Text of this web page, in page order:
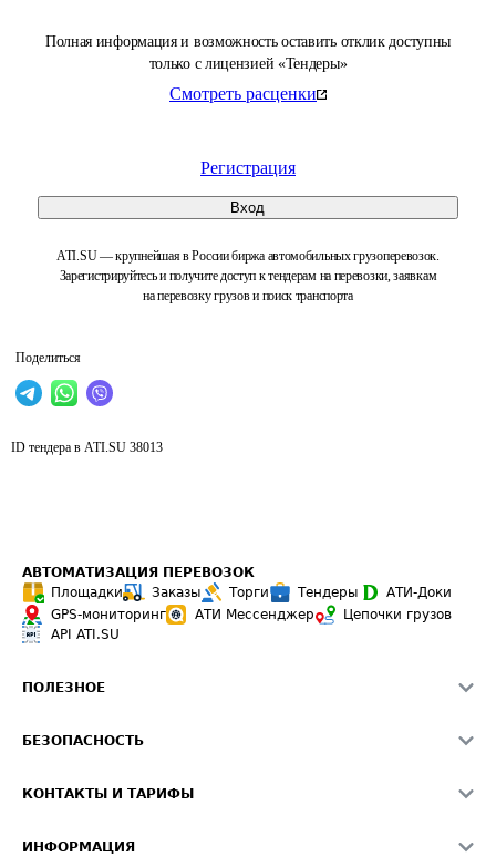
Полная информация и возможность оставить отклик доступны
только с лицензией «Тендеры»
Смотреть расценки
Регистрация
Вход
ATI.SU — крупнейшая в России биржа автомобильных грузоперевозок.
Зарегистрируйтесь и получите доступ к тендерам на перевозки, заявкам
на перевозку грузов и поиск транспорта
Поделиться
ID тендера в ATI.SU 38013
АВТОМАТИЗАЦИЯ ПЕРЕВОЗОК
Площадки
Заказы Торги Тендеры
АТИ-Доки
GPS-мониторинг
АТИ Мессенджер
Цепочки грузов
API ATI.SU
ПОЛЕЗНОЕ
Звезды ATI.SU на вашем сайте
Средние ставки
БЕЗОПАСНОСТЬ
Светофор+
КОНТАКТЫ И ТАРИФЫ
ИНФОРМАЦИЯ